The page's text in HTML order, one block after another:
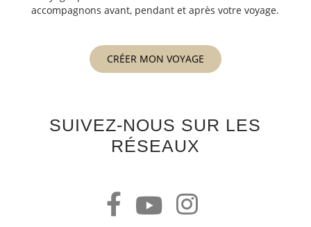
accompagnons avant, pendant et après votre voyage.
CRÉER MON VOYAGE
SUIVEZ-NOUS SUR LES
RÉSEAUX